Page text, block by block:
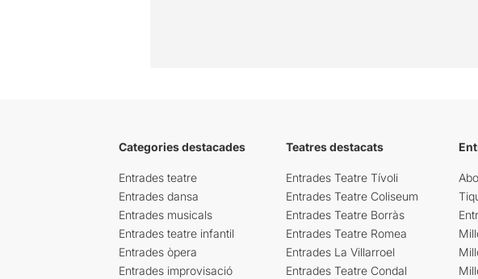
Categories destacades
Entrades teatre
Entrades dansa
Entrades musicals
Entrades teatre infantil
Entrades òpera
Entrades improvisació
Teatres destacats
Entrades Teatre Tívoli
Entrades Teatre Coliseum
Entrades Teatre Borràs
Entrades Teatre Romea
Entrades La Villarroel
Entrades Teatre Condal